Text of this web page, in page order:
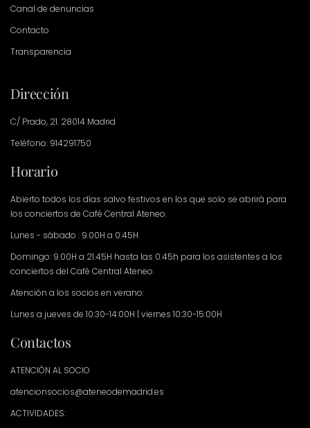
Canal de denuncias
Contacto
Transparencia
Dirección
C/ Prado, 21. 28014 Madrid
Teléfono: 914291750
Horario
Abierto todos los días salvo festivos en los que solo se abrirá para
los conciertos de Café Central Ateneo.
Lunes - sábado : 9.00H a 0.45H
Domingo: 9.00H a 21.45H hasta las 0.45h para los asistentes a los
conciertos del Café Central Ateneo.
Atención a los socios en verano:
Lunes a jueves de 10:30-14:00H | viernes 10:30-15:00H
Contactos
ATENCIÓN AL SOCIO
atencionsocios@ateneodemadrid.es
ACTIVIDADES: